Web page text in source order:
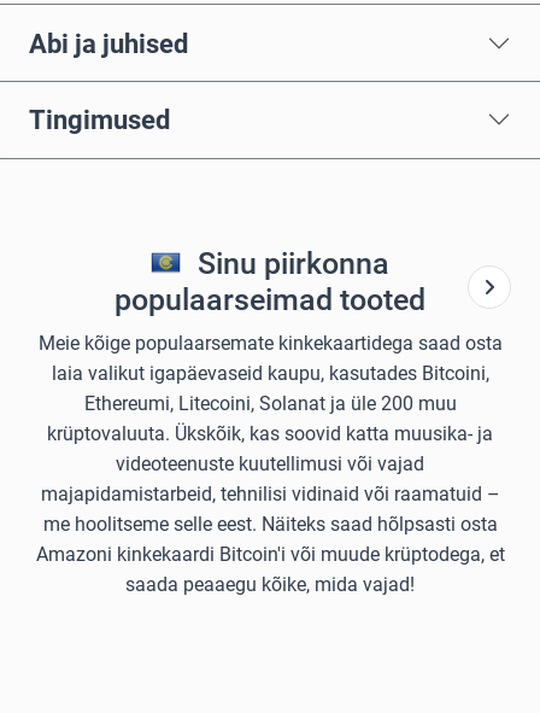
Abi ja juhised
Tingimused
Sinu piirkonna
populaarseimad tooted
Meie kõige populaarsemate kinkekaartidega saad osta
laia valikut igapäevaseid kaupu, kasutades Bitcoini,
Ethereumi, Litecoini, Solanat ja üle 200 muu
krüptovaluuta. Ükskõik, kas soovid katta muusika- ja
videoteenuste kuutellimusi või vajad
majapidamistarbeid, tehnilisi vidinaid või raamatuid –
me hoolitseme selle eest. Näiteks saad hõlpsasti osta
Amazoni kinkekaardi Bitcoin'i või muude krüptodega, et
saada peaaegu kõike, mida vajad!